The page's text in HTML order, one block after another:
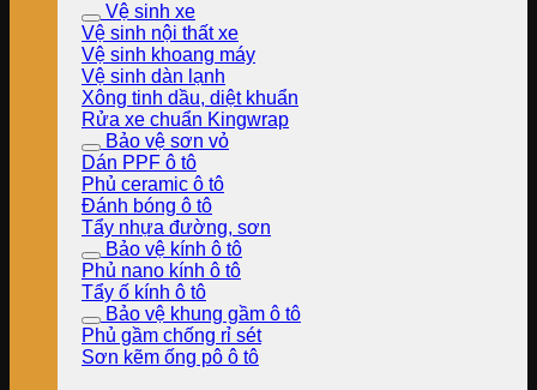
Vệ sinh xe
Vệ sinh nội thất xe
Vệ sinh khoang máy
Vệ sinh dàn lạnh
Xông tinh dầu, diệt khuẩn
Rửa xe chuẩn Kingwrap
Bảo vệ sơn vỏ
Dán PPF ô tô
Phủ ceramic ô tô
Đánh bóng ô tô
Tẩy nhựa đường, sơn
Bảo vệ kính ô tô
Phủ nano kính ô tô
Tẩy ố kính ô tô
Bảo vệ khung gầm ô tô
Phủ gầm chống rỉ sét
Sơn kẽm ống pô ô tô